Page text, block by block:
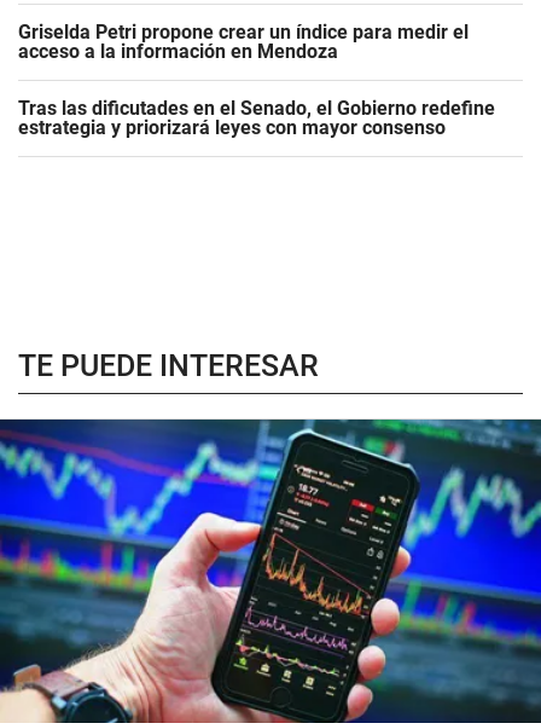
Griselda Petri propone crear un índice para medir el
acceso a la información en Mendoza
Tras las dificutades en el Senado, el Gobierno redefine
estrategia y priorizará leyes con mayor consenso
TE PUEDE INTERESAR